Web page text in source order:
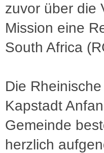
zuvor über die
Mission eine
South Africa
Die
Kapstadt
Gemeinde
herzlich